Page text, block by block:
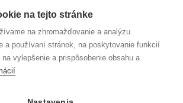
vašich komentároch.
na tejto stránke
na zhromažďovanie a analýzu
a používaní stránok, na poskytovanie funkcií
vylepšenie a prispôsobenie obsahu a